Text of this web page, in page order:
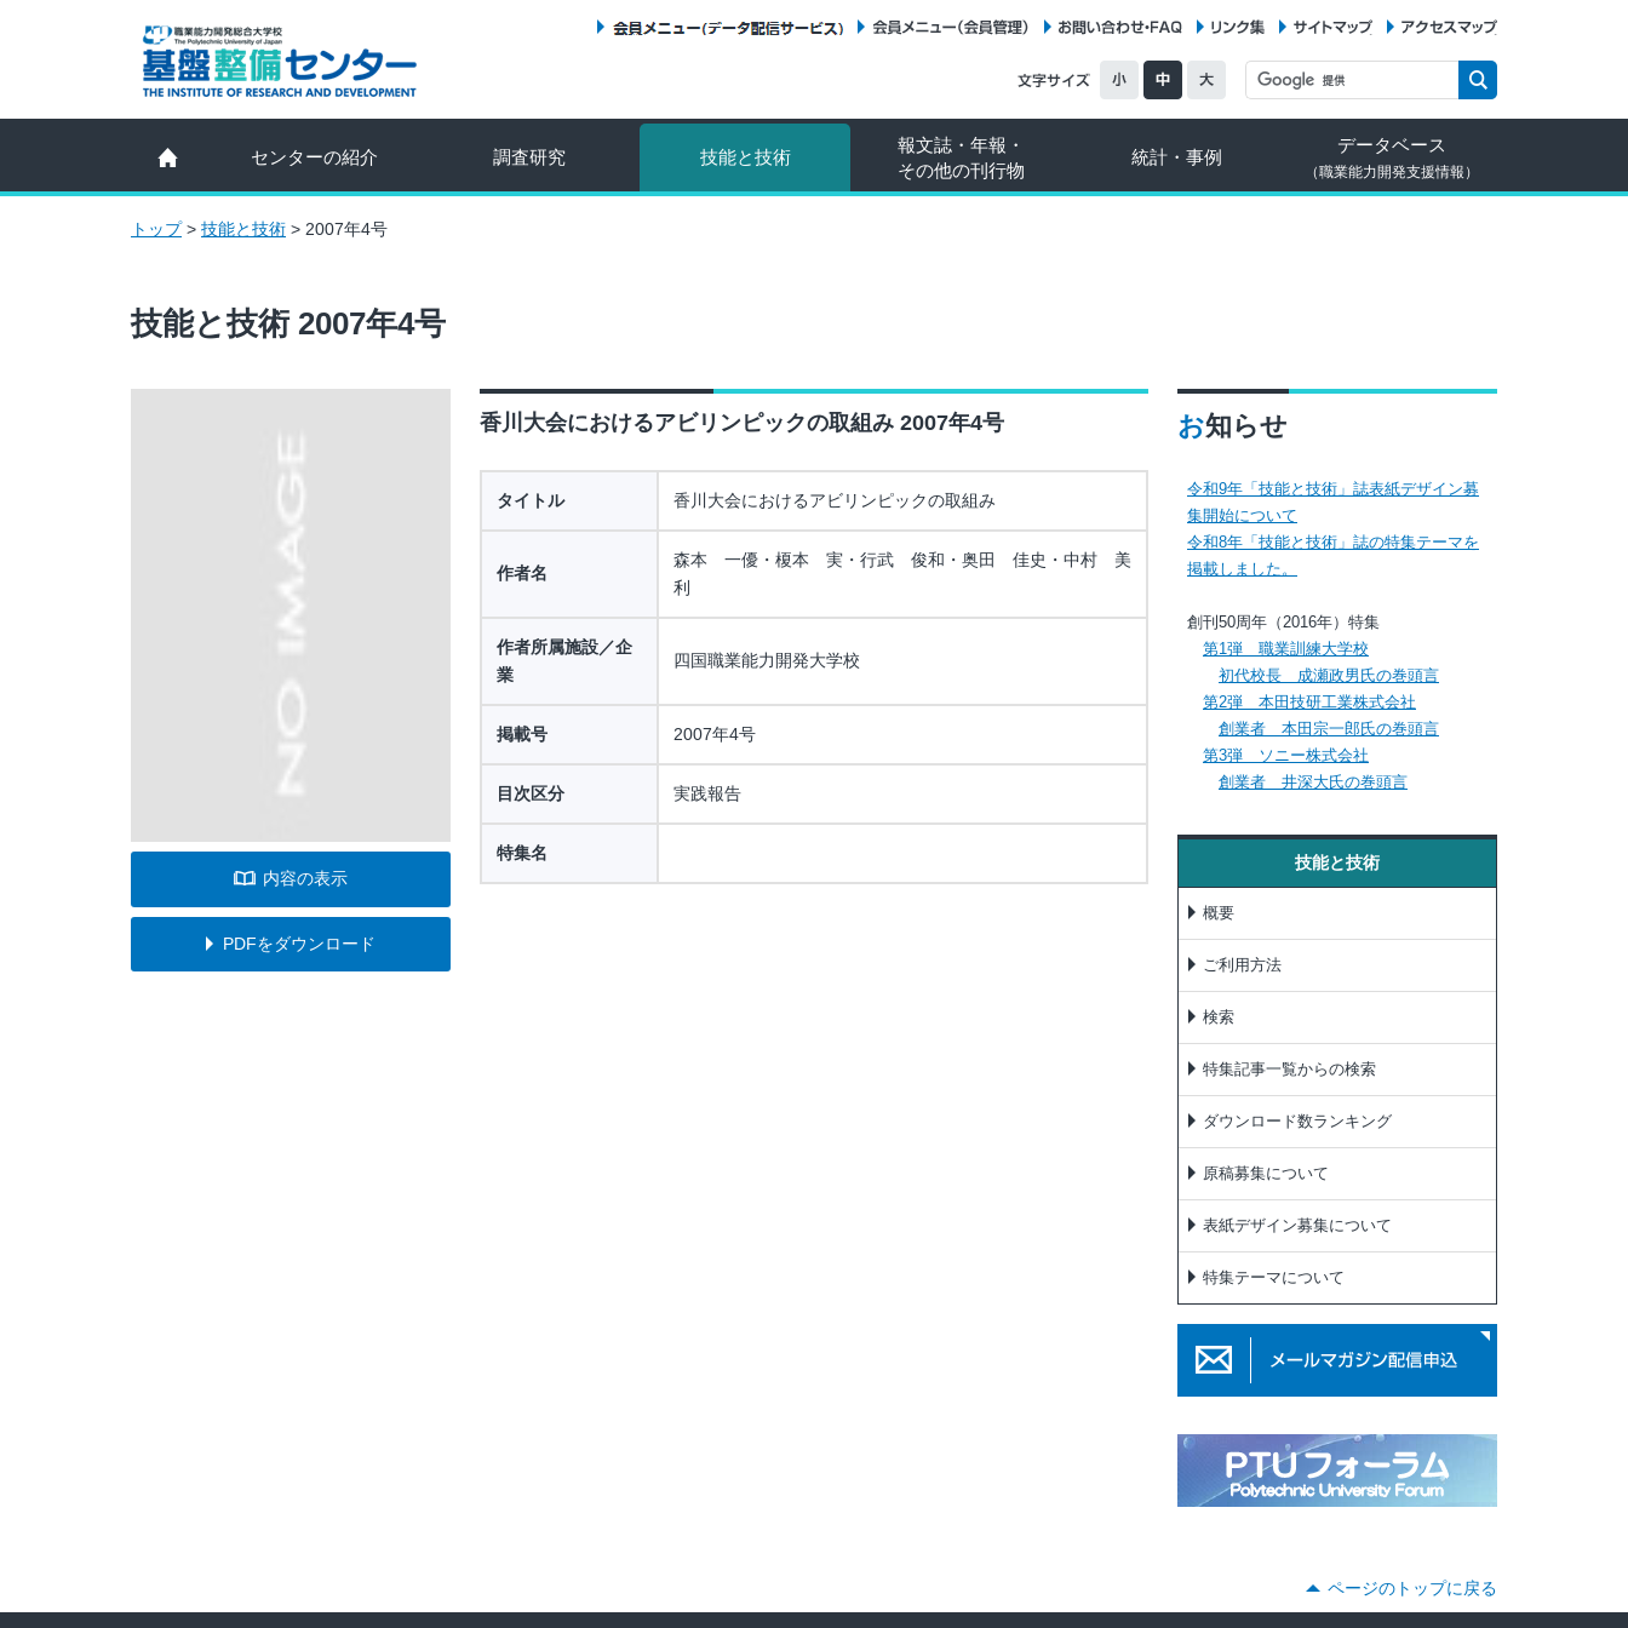
センターの紹介 調査研究 技能と技術
報文誌・年報・
その他の刊行物
統計・事例
データベース
（職業能力開発支援情報）
トップ> 技能と技術 > 2007年4号
技能と技術 2007年4号
内容の表示
PDFをダウンロード
香川大会におけるアビリンピックの取組み 2007年4号
タイトル 香川大会におけるアビリンピックの取組み
作者名
森本 一優・榎本 実・行武 俊和・奥田 佳史・中村 美
利
作者所属施設／企
業
四国職業能力開発大学校
掲載号 2007年4号
目次区分 実践報告
特集名
お知らせ
令和9年「技能と技術」誌表紙デザイン募
集開始について
令和8年「技能と技術」誌の特集テーマを
掲載しました。
創刊50周年（2016年）特集
第1弾 職業訓練大学校
初代校長 成瀬政男氏の巻頭言
第2弾 本田技研工業株式会社
創業者 本田宗一郎氏の巻頭言
第3弾 ソニー株式会社
創業者 井深大氏の巻頭言
技能と技術
概要
ご利用方法
検索
特集記事一覧からの検索
ダウンロード数ランキング
原稿募集について
表紙デザイン募集について
特集テーマについて
ページのトップに戻る